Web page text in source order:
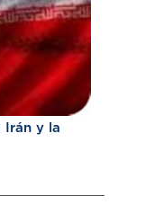
Irán y la